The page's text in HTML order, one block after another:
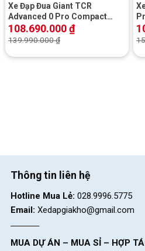
Xe Đạp Đua Giant TCR
Advanced 0 Pro Compact
2025
108.690.000₫
139.990.000₫
Thông tin liên hệ
Hotline Mua Lẻ: 028.9996.5775
Email: Xedapgiakho@gmail.com
MUA DỰ ÁN – MUA SỈ – HỢP